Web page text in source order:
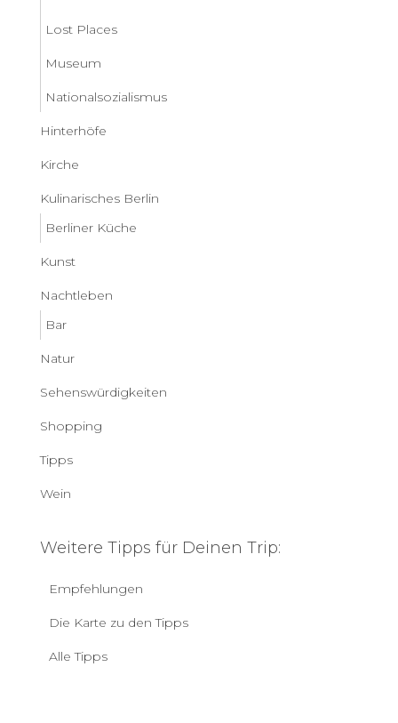
Lost Places
Museum
Nationalsozialismus
Hinterhöfe
Kirche
Kulinarisches Berlin
Berliner Küche
Kunst
Nachtleben
Bar
Natur
Sehenswürdigkeiten
Shopping
Tipps
Wein
Weitere Tipps für Deinen Trip:
Empfehlungen
Die Karte zu den Tipps
Alle Tipps